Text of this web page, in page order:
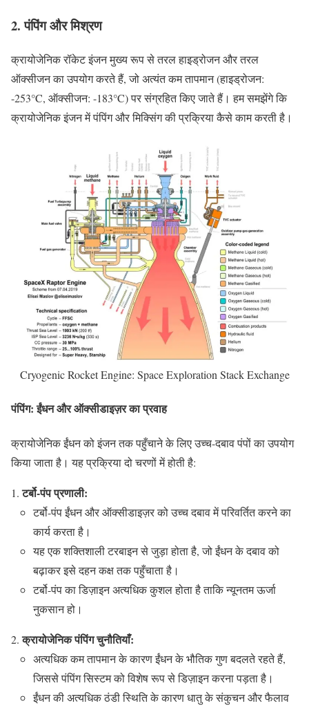
2. पंपिंग और मिश्रण
क्रायोजेनिक रॉकेट इंजन मुख्य रूप से तरल हाइड्रोजन और तरल
ऑक्सीजन का उपयोग करते हैं, जो अत्यंत कम तापमान (हाइड्रोजन:
-253°C, ऑक्सीजन: -183°C) पर संग्रहित किए जाते हैं। हम समझेंगे कि
क्रायोजेनिक इंजन में पंपिंग और मिक्सिंग की प्रक्रिया कैसे काम करती है।
Cryogenic Rocket Engine: Space Exploration Stack Exchange
पंपिंग: ईंधन और ऑक्सीडाइज़र का प्रवाह
क्रायोजेनिक ईंधन को इंजन तक पहुँचाने के लिए उच्च-दबाव पंपों का उपयोग
किया जाता है। यह प्रक्रिया दो चरणों में होती है:
टर्बो-पंप प्रणाली:
टर्बो-पंप ईंधन और ऑक्सीडाइज़र को उच्च दबाव में परिवर्तित करने का
कार्य करता है।
यह एक शक्तिशाली टरबाइन से जुड़ा होता है, जो ईंधन के दबाव को
बढ़ाकर इसे दहन कक्ष तक पहुँचाता है।
टर्बो-पंप का डिज़ाइन अत्यधिक कुशल होता है ताकि न्यूनतम ऊर्जा
नुकसान हो।
क्रायोजेनिक पंपिंग चुनौतियाँ:
अत्यधिक कम तापमान के कारण ईंधन के भौतिक गुण बदलते रहते हैं,
जिससे पंपिंग सिस्टम को विशेष रूप से डिज़ाइन करना पड़ता है।
ईंधन की अत्यधिक ठंडी स्थिति के कारण धातु के संकुचन और फैलाव